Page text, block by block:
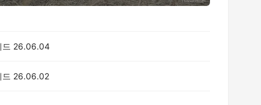
26.06.04
26.06.02